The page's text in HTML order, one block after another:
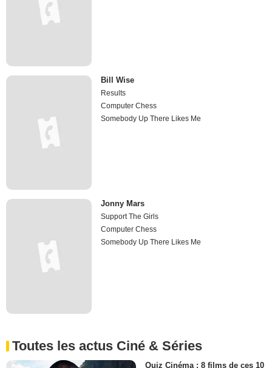
Bill Wise
Results
Computer Chess
Somebody Up There Likes Me
Jonny Mars
Support The Girls
Computer Chess
Somebody Up There Likes Me
Toutes les actus Ciné & Séries
Quiz Cinéma : 8 films de ces 10